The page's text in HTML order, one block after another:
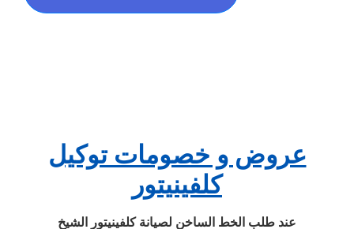
عروض و خصومات توكيل
كلفينيتور
عند طلب الخط الساخن لصيانة كلفينيتور الشيخ